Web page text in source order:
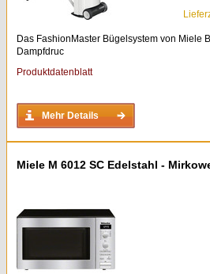
Das FashionMaster Bügelsystem von Miele
Dampfdruc
Produktdatenblatt
Mehr Details
Miele M 6012 SC Edelstahl -